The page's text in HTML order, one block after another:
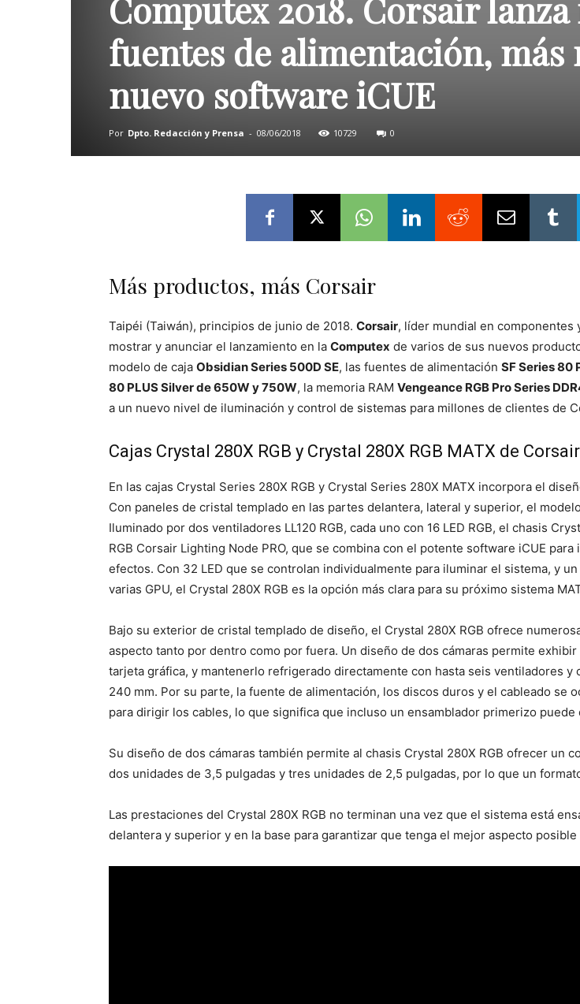
fuentes de alimentación, más
nuevo software iCUE
Por Dpto. Redacción y Prensa - 08/06/2018 10729 0
Más productos, más Corsair
Taipéi (Taiwán), principios de junio de 2018. Corsair, líder mundial en componentes
mostrar y anunciar el lanzamiento en la Computex de varios de sus nuevos
modelo de caja Obsidian Series 500D SE, las fuentes de alimentación SF Series 80
80 PLUS Silver de 650W y 750W, la memoria RAM Vengeance RGB Pro Series
a un nuevo nivel de iluminación y control de sistemas para millones de clientes de
Cajas Crystal 280X RGB y Crystal 280X RGB MATX de Corsair
En las cajas Crystal Series 280X RGB y Crystal Series 280X MATX incorpora el
Con paneles de cristal templado en las partes delantera, lateral y superior, el
Iluminado por dos ventiladores LL120 RGB, cada uno con 16 LED RGB, el chasis
RGB Corsair Lighting Node PRO, que se combina con el potente software iCUE
efectos. Con 32 LED que se controlan individualmente para iluminar el sistema, y
varias GPU, el Crystal 280X RGB es la opción más clara para su próximo sistema
Bajo su exterior de cristal templado de diseño, el Crystal 280X RGB ofrece
aspecto tanto por dentro como por fuera. Un diseño de dos cámaras permite
tarjeta gráfica, y mantenerlo refrigerado directamente con hasta seis ventiladores
240 mm. Por su parte, la fuente de alimentación, los discos duros y el cableado se
para dirigir los cables, lo que significa que incluso un ensamblador primerizo puede
Su diseño de dos cámaras también permite al chasis Crystal 280X RGB ofrecer un
dos unidades de 3,5 pulgadas y tres unidades de 2,5 pulgadas, por lo que un
Las prestaciones del Crystal 280X RGB no terminan una vez que el sistema está
delantera y superior y en la base para garantizar que tenga el mejor aspecto